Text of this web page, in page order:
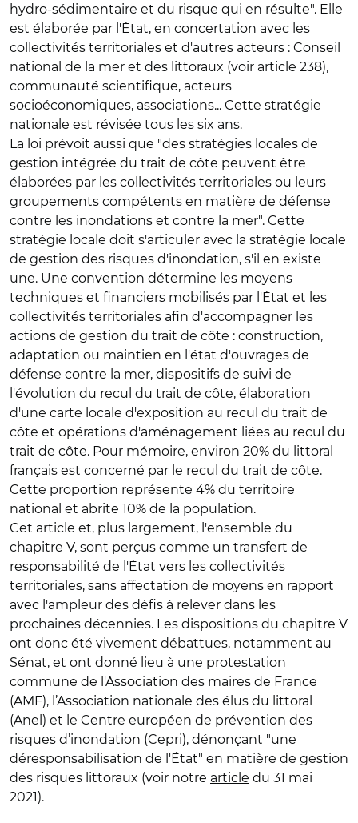
hydro-sédimentaire et du risque qui en résulte". Elle
est élaborée par l'État, en concertation avec les
collectivités territoriales et d'autres acteurs : Conseil
national de la mer et des littoraux (voir article 238),
communauté scientifique, acteurs
socioéconomiques, associations... Cette stratégie
nationale est révisée tous les six ans.
La loi prévoit aussi que "des stratégies locales de
gestion intégrée du trait de côte peuvent être
élaborées par les collectivités territoriales ou leurs
groupements compétents en matière de défense
contre les inondations et contre la mer". Cette
stratégie locale doit s'articuler avec la stratégie locale
de gestion des risques d'inondation, s'il en existe
une. Une convention détermine les moyens
techniques et financiers mobilisés par l'État et les
collectivités territoriales afin d'accompagner les
actions de gestion du trait de côte : construction,
adaptation ou maintien en l'état d'ouvrages de
défense contre la mer, dispositifs de suivi de
l'évolution du recul du trait de côte, élaboration
d'une carte locale d'exposition au recul du trait de
côte et opérations d'aménagement liées au recul du
trait de côte. Pour mémoire, environ 20% du littoral
français est concerné par le recul du trait de côte.
Cette proportion représente 4% du territoire
national et abrite 10% de la population.
Cet article et, plus largement, l'ensemble du
chapitre V, sont perçus comme un transfert de
responsabilité de l'État vers les collectivités
territoriales, sans affectation de moyens en rapport
avec l'ampleur des défis à relever dans les
prochaines décennies. Les dispositions du chapitre V
ont donc été vivement débattues, notamment au
Sénat, et ont donné lieu à une protestation
commune de l'Association des maires de France
(AMF), l’Association nationale des élus du littoral
(Anel) et le Centre européen de prévention des
risques d’inondation (Cepri), dénonçant "une
déresponsabilisation de l'État" en matière de gestion
des risques littoraux (voir notre article du 31 mai
2021).